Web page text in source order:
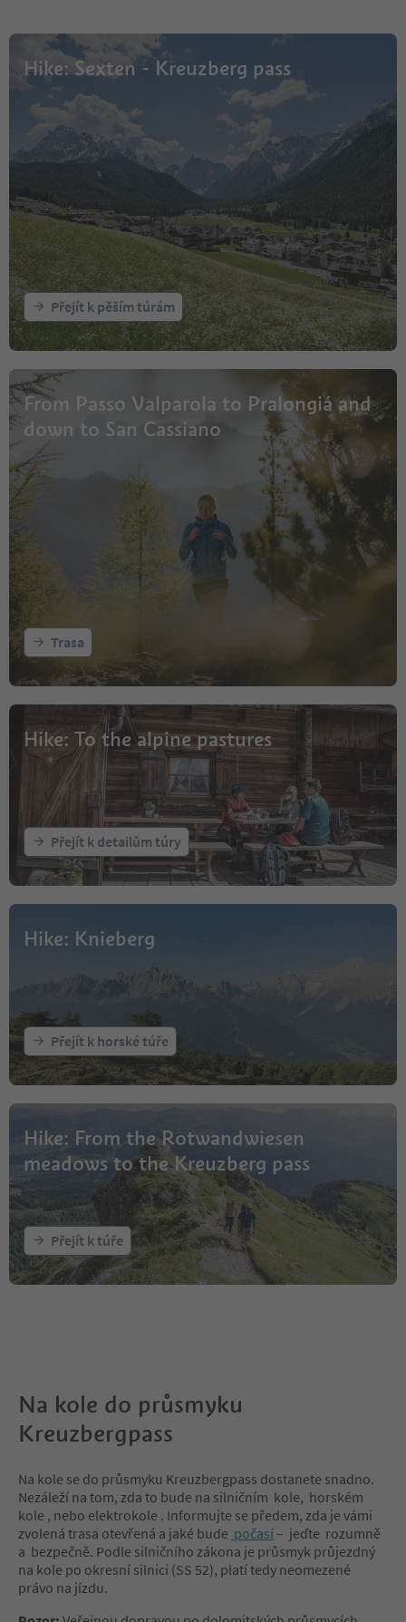
Hike: Sexten - Kreuzberg pass
Přejít k pěším túrám
From Passo Valparola to Pralongiá and
down to San Cassiano
Trasa
Hike: To the alpine pastures
Přejít k detailům túry
Hike: Knieberg
Přejít k horské túře
Hike: From the Rotwandwiesen
meadows to the Kreuzberg pass
Přejít k túře
Na kole do průsmyku
Kreuzbergpass
Na kole se do průsmyku Kreuzbergpass dostanete snadno.
Nezáleží na tom, zda to bude na silničním kole, horském
kole , nebo elektrokole . Informujte se předem, zda je vámi
zvolená trasa otevřená a jaké bude počasí – jeďte rozumně
a bezpečně. Podle silničního zákona je průsmyk průjezdný
na kole po okresní silnici (SS 52), platí tedy neomezené
právo na jízdu.